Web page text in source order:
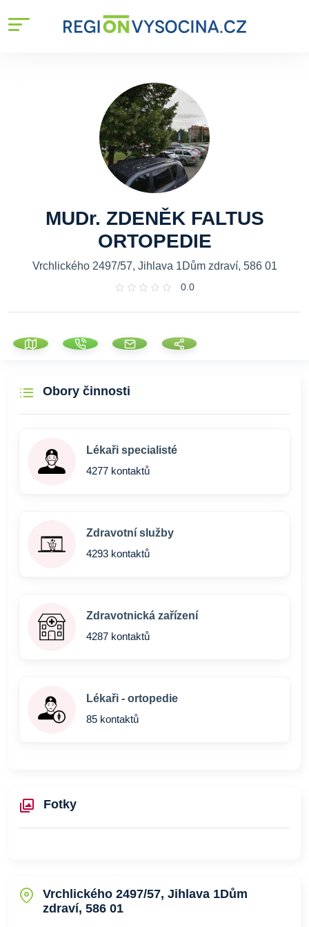
MUDr. ZDENĚK FALTUS
ORTOPEDIE
Vrchlického 2497/57, Jihlava 1Dům zdraví, 586 01
0.0
Obory činnosti
Lékaři specialisté
4277 kontaktů
Zdravotní služby
4293 kontaktů
Zdravotnická zařízení
4287 kontaktů
Lékaři - ortopedie
85 kontaktů
Fotky
Vrchlického 2497/57, Jihlava 1Dům
zdraví, 586 01